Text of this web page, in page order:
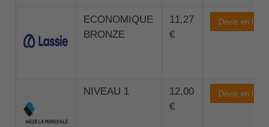
ECONOMIQUE
BRONZE
11,27
€
Devis en ligne
NIVEAU 1
12,00
€
Devis en ligne